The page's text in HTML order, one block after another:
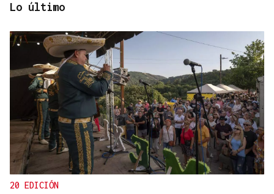
ASESINÓ A SU ABUELO
Un tiroteo escolar en Tailandia deja al menos 6
muertos y 15 heridos
Lo último
20 EDICIÓN